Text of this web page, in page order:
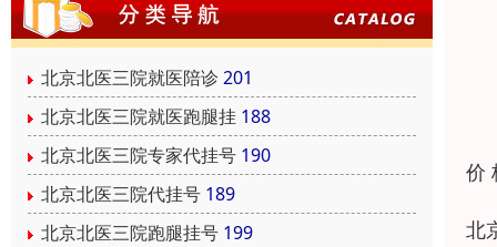
北京北医三院就医陪诊201
北京北医三院就医跑腿挂 188
北京北医三院专家代挂号 190
北京北医三院代挂号 189
北京北医三院跑腿挂号 199
价
北